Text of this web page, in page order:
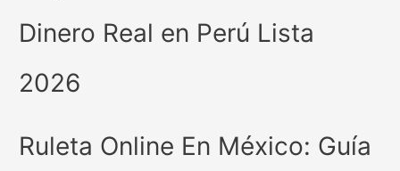
Dinero Real en Perú Lista
2026
Ruleta Online En México: Guía